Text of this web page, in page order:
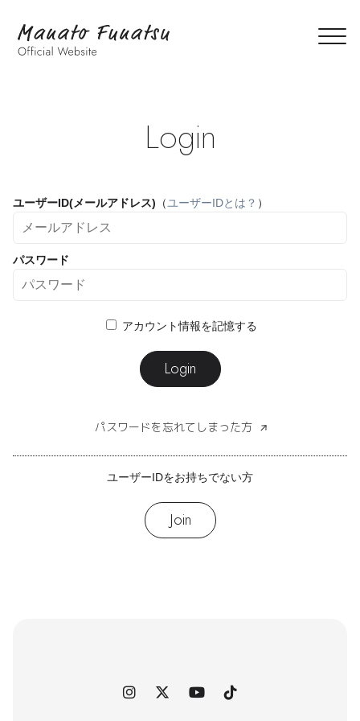
Login
ユーザーID(メールアドレス) （ユーザーIDとは？ ）
パスワード
アカウント情報を記憶する
Login
パスワードを忘れてしまった方
ユーザーIDをお持ちでない方
Join